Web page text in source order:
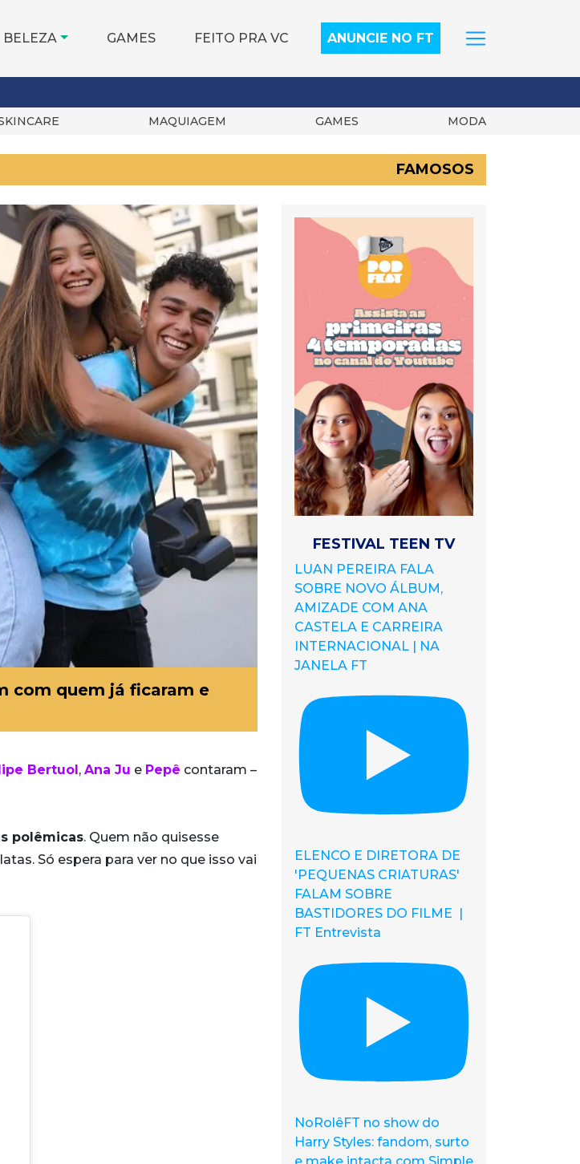
BELEZA GAMES FEITO PRA VC ANUNCIE NO FT
MAQUIAGEM GAMES MODA
FAMOSOS
com quem já ficaram e
Bertuol, Ana Ju e Pepê contaram –
polêmicas. Quem não quisesse
Só espera para ver no que isso vai
FESTIVAL TEEN TV
LUAN PEREIRA FALA
SOBRE NOVO ÁLBUM,
AMIZADE COM ANA
CASTELA E CARREIRA
INTERNACIONAL | NA
JANELA FT
ELENCO E DIRETORA DE
'PEQUENAS CRIATURAS'
FALAM SOBRE
BASTIDORES DO FILME |
FT Entrevista
NoRolêFT no show do
Harry Styles: fandom, surto